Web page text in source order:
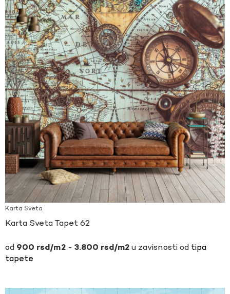
Karta Sveta
Karta Sveta Tapet 62
900 rsd - 3.800 rsd u zavisnosti od tipa
tapete